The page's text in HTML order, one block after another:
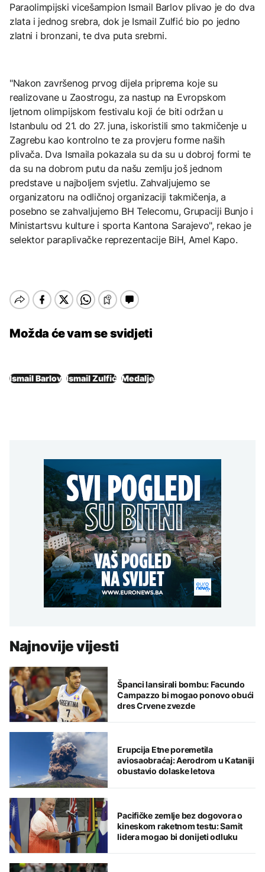
Paraolimpijski vicešampion Ismail Barlov plivao je do dva
zlata i jednog srebra, dok je Ismail Zulfić bio po jedno
zlatni i bronzani, te dva puta srebrni.
"Nakon završenog prvog dijela priprema koje su
realizovane u Zaostrogu, za nastup na Evropskom
ljetnom olimpijskom festivalu koji će biti održan u
Istanbulu od 21. do 27. juna, iskoristili smo takmičenje u
Zagrebu kao kontrolno te za provjeru forme naših
plivača. Dva Ismaila pokazala su da su u dobroj formi te
da su na dobrom putu da našu zemlju još jednom
predstave u najboljem svjetlu. Zahvaljujemo se
organizatoru na odličnoj organizaciji takmičenja, a
posebno se zahvaljujemo BH Telecomu, Grupaciji Bunjo i
Ministartsvu kulture i sporta Kantona Sarajevo", rekao je
selektor paraplivačke reprezentacije BiH, Amel Kapo.
Možda će vam se svidjeti
Ismail Barlov Ismail Zulfić Medalje
Najnovije vijesti
Španci lansirali bombu: Facundo
Campazzo bi mogao ponovo obući
dres Crvene zvezde
Erupcija Etne poremetila
aviosaobraćaj: Aerodrom u Kataniji
obustavio dolaske letova
Pacifičke zemlje bez dogovora o
kineskom raketnom testu: Samit
lidera mogao bi donijeti odluku